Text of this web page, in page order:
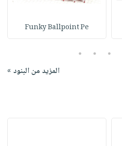
Funky Ballpoint Pe
3
4
5
المزيد من البنود »